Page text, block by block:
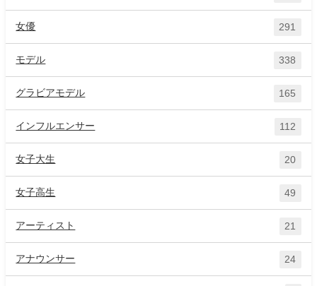
女優 291
モデル 338
グラビアモデル 165
インフルエンサー 112
女子大生 20
女子高生 49
アーティスト 21
アナウンサー 24